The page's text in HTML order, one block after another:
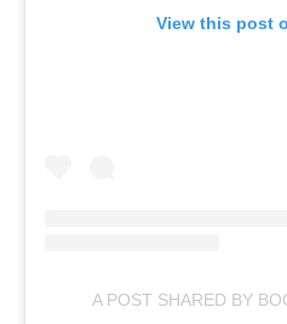
View this post
A POST SHARED BY